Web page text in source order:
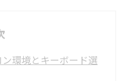
環境とキーボード選